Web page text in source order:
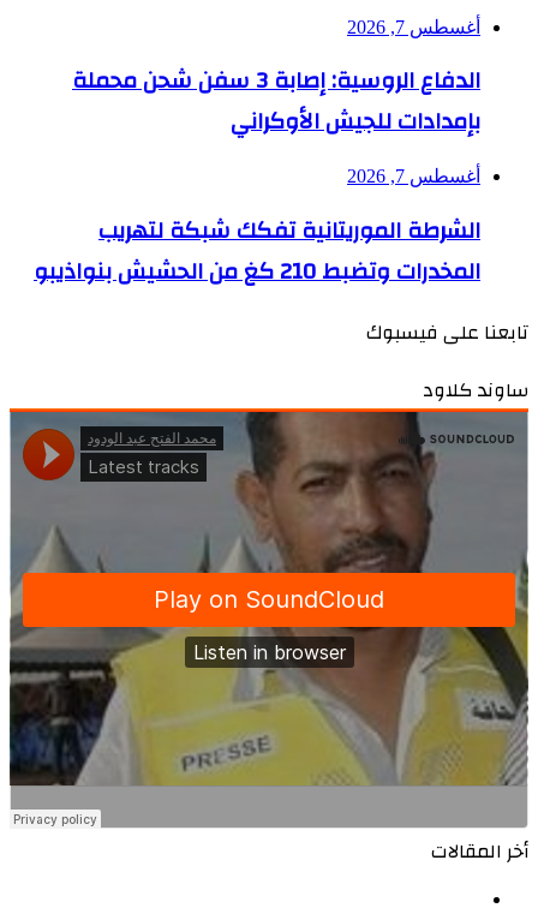
أغسطس 7, 2026
الدفاع الروسية: إصابة 3 سفن شحن محملة
بإمدادات للجيش الأوكراني
أغسطس 7, 2026
الشرطة الموريتانية تفكك شبكة لتهريب
المخدرات وتضبط 210 كغ من الحشيش بنواذيبو
تابعنا على فيسبوك
ساوند كلاود
أخر المقالات